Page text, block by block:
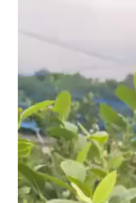
レ
ー
ヤ
ー